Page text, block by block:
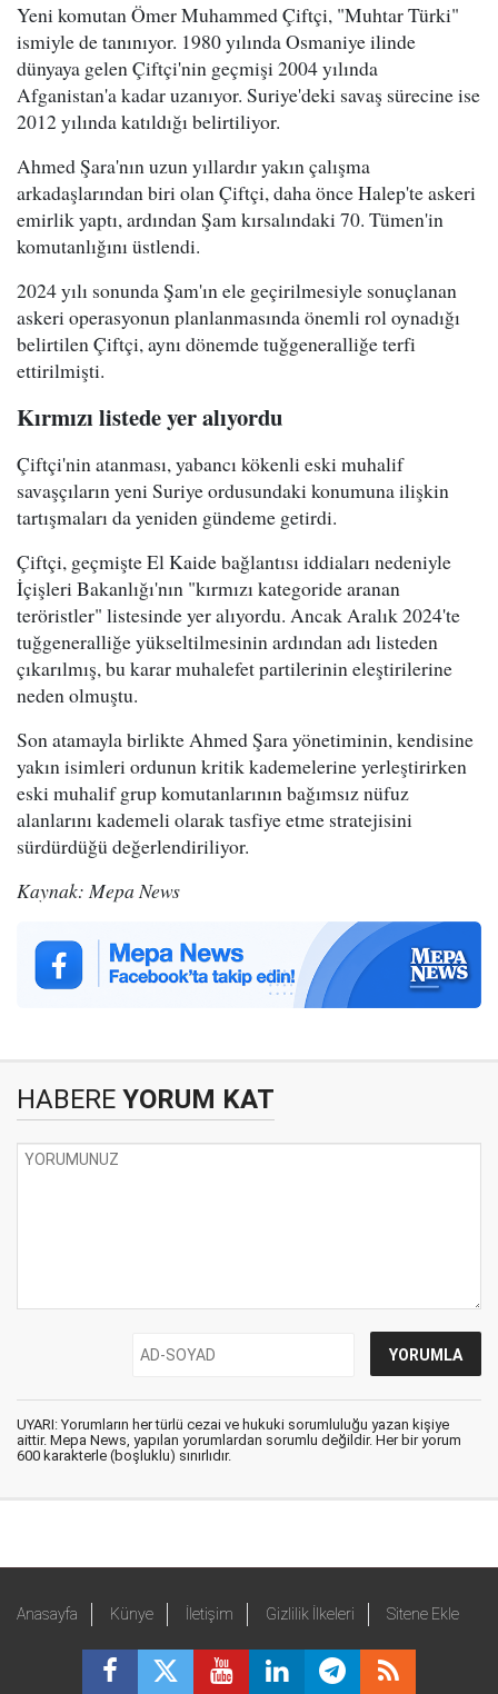
Yeni komutan Ömer Muhammed Çiftçi, "Muhtar Türki"
ismiyle de tanınıyor. 1980 yılında Osmaniye ilinde
dünyaya gelen Çiftçi'nin geçmişi 2004 yılında
Afganistan'a kadar uzanıyor. Suriye'deki savaş sürecine ise
2012 yılında katıldığı belirtiliyor.
Ahmed Şara'nın uzun yıllardır yakın çalışma
arkadaşlarından biri olan Çiftçi, daha önce Halep'te askeri
emirlik yaptı, ardından Şam kırsalındaki 70. Tümen'in
komutanlığını üstlendi.
2024 yılı sonunda Şam'ın ele geçirilmesiyle sonuçlanan
askeri operasyonun planlanmasında önemli rol oynadığı
belirtilen Çiftçi, aynı dönemde tuğgeneralliğe terfi
ettirilmişti.
Kırmızı listede yer alıyordu
Çiftçi'nin atanması, yabancı kökenli eski muhalif
savaşçıların yeni Suriye ordusundaki konumuna ilişkin
tartışmaları da yeniden gündeme getirdi.
Çiftçi, geçmişte El Kaide bağlantısı iddiaları nedeniyle
İçişleri Bakanlığı'nın "kırmızı kategoride aranan
teröristler" listesinde yer alıyordu. Ancak Aralık 2024'te
tuğgeneralliğe yükseltilmesinin ardından adı listeden
çıkarılmış, bu karar muhalefet partilerinin eleştirilerine
neden olmuştu.
Son atamayla birlikte Ahmed Şara yönetiminin, kendisine
yakın isimleri ordunun kritik kademelerine yerleştirirken
eski muhalif grup komutanlarının bağımsız nüfuz
alanlarını kademeli olarak tasfiye etme stratejisini
sürdürdüğü değerlendiriliyor.
Kaynak: Mepa News
HABERE YORUM KAT
UYARI: Yorumların her türlü cezai ve hukuki sorumluluğu yazan kişiye
aittir. Mepa News, yapılan yorumlardan sorumlu değildir. Her bir yorum
600 karakterle (boşluklu) sınırlıdır.
Anasayfa Künye İletişim Gizlilik İlkeleri Sitene Ekle